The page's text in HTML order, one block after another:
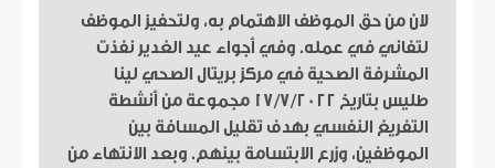
لان من حق الموظف الاهتمام به، ولتحفيز الموظف
لتفاني في عمله. وفي أجواء عيد الغدير نفذت
المشرفة الصحية في مركز بريتال الصحي لينا
طليس بتاريخ 17/7/2022 مجموعة من أنشطة
التفريغ النفسي بهدف تقليل المسافة بين
الموظفين، وزرع الابتسامة بينهم. وبعد الانتهاء من